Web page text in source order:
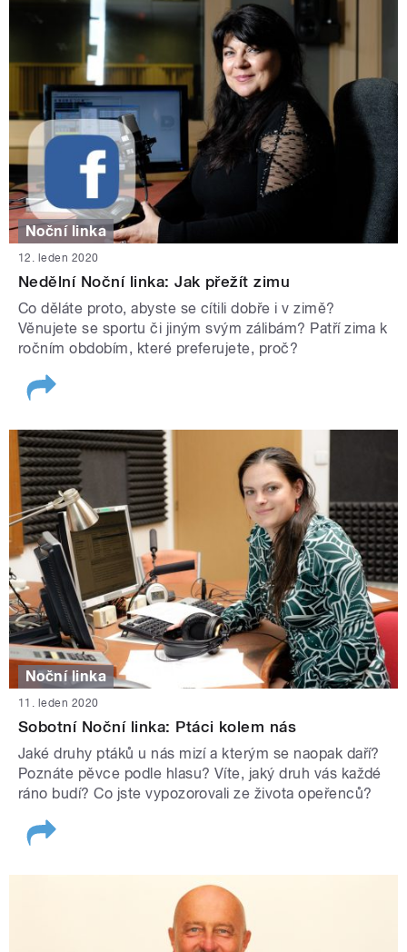
Noční linka
12. leden 2020
Nedělní Noční linka: Jak přežít zimu
Co děláte proto, abyste se cítili dobře i v zimě?
Věnujete se sportu či jiným svým zálibám? Patří zima k
ročním obdobím, které preferujete, proč?
Noční linka
11. leden 2020
Sobotní Noční linka: Ptáci kolem nás
Jaké druhy ptáků u nás mizí a kterým se naopak daří?
Poznáte pěvce podle hlasu? Víte, jaký druh vás každé
ráno budí? Co jste vypozorovali ze života opeřenců?